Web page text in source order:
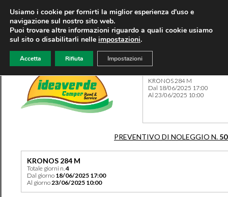
KRONOS 284 M
Dal 18/06/2025 17:00
Al 23/06/2025 10:00
PREVENTIVO DI NOLEGGIO N.
KRONOS 284 M
Totale giorni n.4
Dal giorno 18/06/2025 17:00
Al giorno23/06/2025 10:00
Usiamo i cookie per fornirti la miglior esperienza d'uso e
navigazione sul nostro sito web.
Puoi trovare altre informazioni riguardo a quali cookie usiamo
sul sito o disabilitarli nelle impostazioni.
Accetta Rifiuta Impostazioni